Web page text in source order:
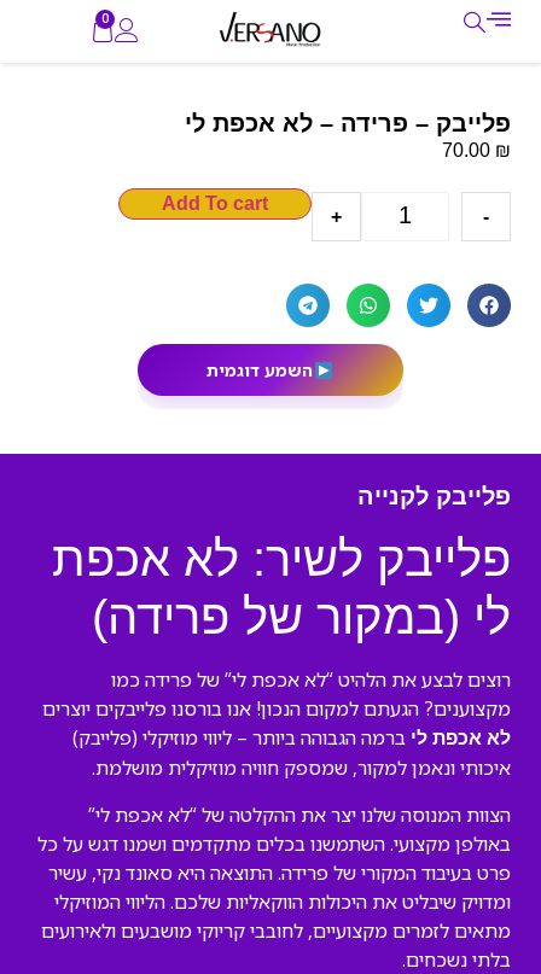
0
פלייבק – פרידה – לא אכפת לי
70.00 ₪
-
+
Add To cart
השמע דוגמית
פלייבק לקנייה
פלייבק לשיר: לא אכפת
לי (במקור של פרידה)
רוצים לבצע את הלהיט “לא אכפת לי” של פרידה כמו
מקצוענים? הגעתם למקום הנכון! אנו בורסנו פלייבקים יוצרים
לא אכפת לי ברמה הגבוהה ביותר – ליווי מוזיקלי (פלייבק)
איכותי ונאמן למקור, שמספק חוויה מוזיקלית מושלמת.
הצוות המנוסה שלנו יצר את ההקלטה של “לא אכפת לי”
באולפן מקצועי. השתמשנו בכלים מתקדמים ושמנו דגש על כל
פרט בעיבוד המקורי של פרידה. התוצאה היא סאונד נקי, עשיר
ומדויק שיבליט את היכולות הווקאליות שלכם. הליווי המוזיקלי
מתאים לזמרים מקצועיים, לחובבי קריוקי מושבעים ולאירועים
בלתי נשכחים.